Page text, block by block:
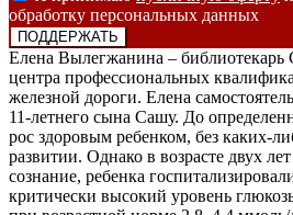
обработку персональных данных
Елена Вылегжанина – библиотекарь
центра профессиональных
железной дороги. Елена
11-летнего сына Сашу. До
рос здоровым ребенком, без каких-
развитии. Однако в возрасте двух
сознание, ребенка
критически высокий уровень